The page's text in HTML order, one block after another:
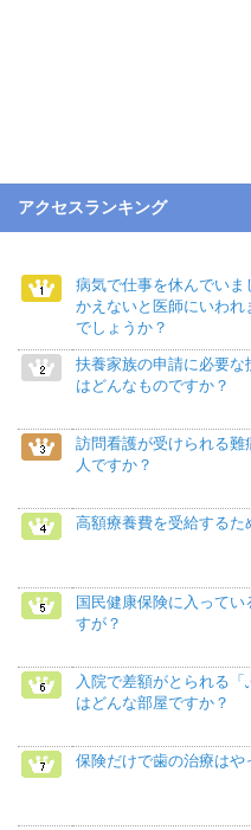
アクセスランキング
病気で仕事を休んでい
かえないと医師にいわ
でしょうか？
扶養家族の申請に必要な
はどんなものですか？
訪問看護が受けられる
人ですか？
高額療養費を受給するた
国民健康保険に入って
すが？
入院で差額がとられる
はどんな部屋ですか？
保険だけで歯の治療はや